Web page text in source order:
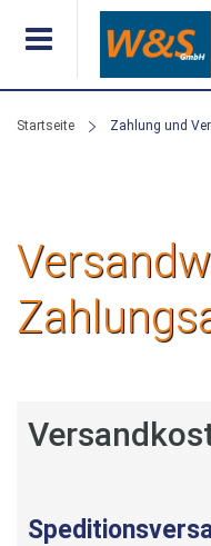
Startseite Zahlung und